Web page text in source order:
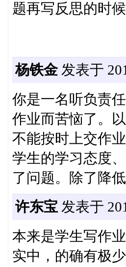
题再写反思的时
杨铁金发表于
你是一名听负责
作业而苦恼了。
不能按时上交作
学生的学习态度
了问题。除了降
许东宝 发表于
本来是学生写作
实中，的确有极